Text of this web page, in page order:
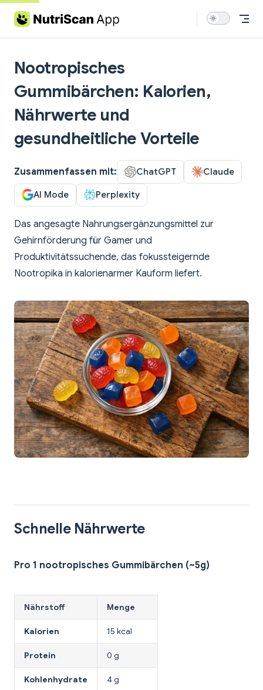
Skip to content
Nootropisches
Gummibärchen: Kalorien,
Nährwerte und
gesundheitliche Vorteile
Zusammenfassen mit: ChatGPT Claude
AI Mode Perplexity
Das angesagte Nahrungsergänzungsmittel zur
Gehirnförderung für Gamer und
Produktivitätssuchende, das fokussteigernde
Nootropika in kalorienarmer Kauform liefert.
Schnelle Nährwerte
Pro 1 nootropisches Gummibärchen (~5g)
Nährstoff Menge
Kalorien 15 kcal
Protein 0 g
Kohlenhydrate 4 g